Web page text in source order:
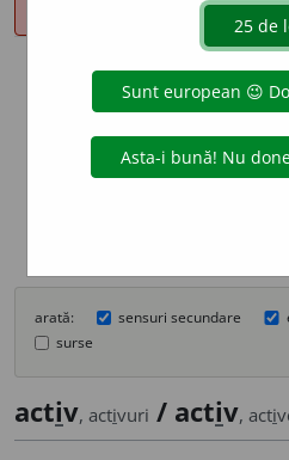
info
Aceste definiții
echipa
originale se
Puteți reordona
arată: sensuri secundare
surse
activ, activuri / activ, acti